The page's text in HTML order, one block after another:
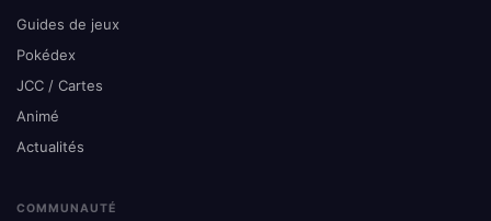
Guides de jeux
Pokédex
JCC / Cartes
Animé
Actualités
COMMUNAUTÉ